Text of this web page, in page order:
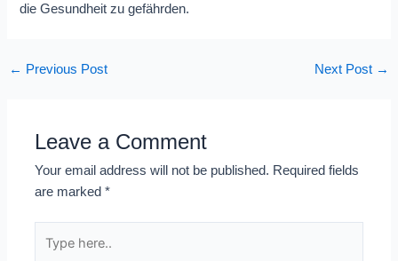
die Gesundheit zu gefährden.
← Previous Post Next Post →
Leave a Comment
Your email address will not be published. Required fields
are marked*
here..